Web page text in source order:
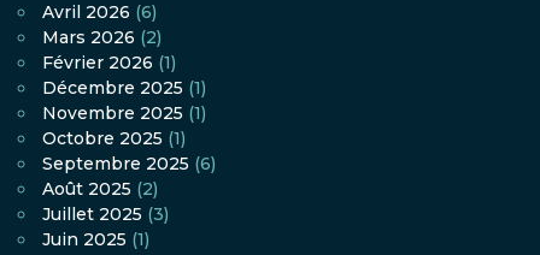
Avril 2026 (6)
Mars 2026 (2)
Février 2026 (1)
Décembre 2025 (1)
Novembre 2025 (1)
Octobre 2025 (1)
Septembre 2025 (6)
Août 2025 (2)
Juillet 2025 (3)
Juin 2025 (1)